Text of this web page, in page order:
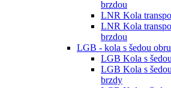
brzdou
LNR Kola
LNR Kola
brzdou
LGB - kola s šedou
LGB Kola s
LGB Kola s
brzdy